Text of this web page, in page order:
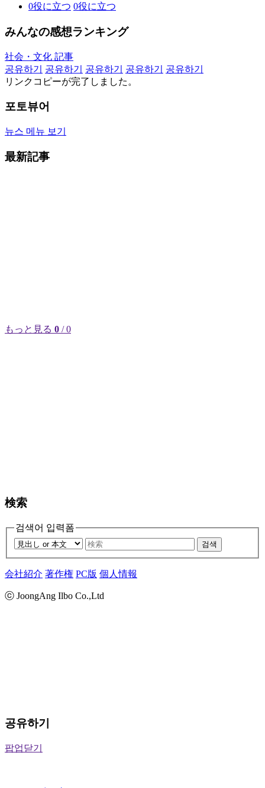
0役に立つ 0役に立つ
みんなの感想ランキング
社会・文化 記事
공유하기
공유하기 공유하기 공유하기
공유하기
リンクコピーが完了しました。
포토뷰어
뉴스 메뉴 보기
最新記事
もっと見る 0 / 0
検索
검색어 입력폼
검색
会社紹介 著作権 PC版 個人情報
ⓒ JoongAng Ilbo Co.,Ltd
공유하기
팝업닫기